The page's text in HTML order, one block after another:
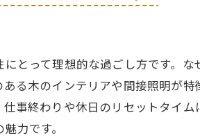
ビーガン・ベジタリアン対応で安
モダンインディアンキュイジーヌ
が安心できるひとり呑みの極意
とって理想的な過ごし方です。
る木のインテリアや間接照明が
事終わりや休日のリセットタイ
力です。